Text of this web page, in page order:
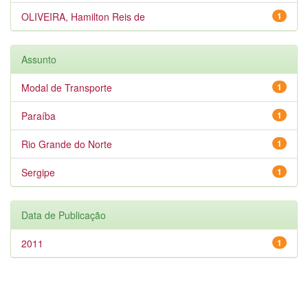
1
OLIVEIRA, Hamilton Reis de
Assunto
1
Modal de Transporte
1
Paraíba
1
Rio Grande do Norte
1
Sergipe
Data de Publicação
1
2011